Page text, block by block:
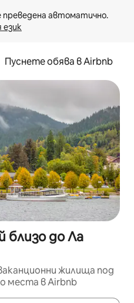
език
Пуснете обява в Airbnb
близо до Ла
жилища под
места в Airbnb